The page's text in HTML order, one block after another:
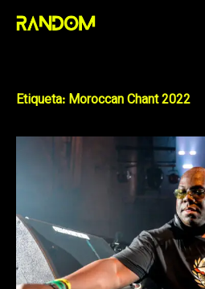
Skip
Etiqueta: Moroccan Chant 2022